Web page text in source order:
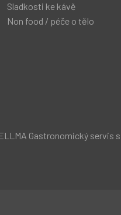
Sladkosti ke kávě
Non food / péče o tělo
Gastronomický servis